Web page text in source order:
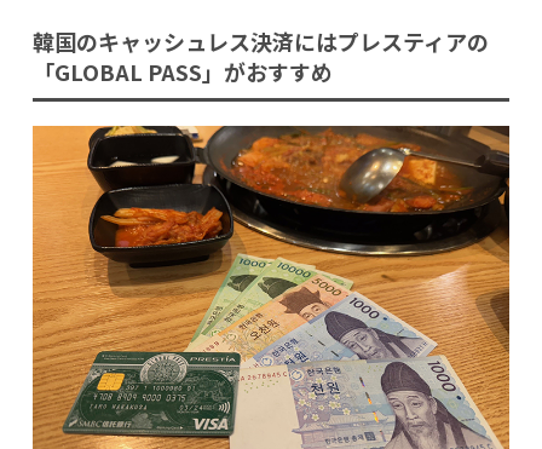
韓国のキャッシュレス決済にはプレスティアの
「GLOBAL PASS」がおすすめ